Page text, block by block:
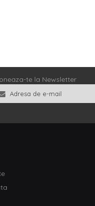
te la Newsletter